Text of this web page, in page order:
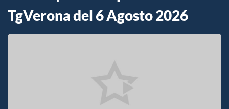
TgVerona del 6 Agosto 2026